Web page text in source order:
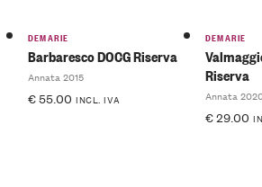
DEMARIE
Barbaresco DOCG Riserva
Annata 2015
€55.00 INCL. IVA
DEMARIE
Riserva
Annata
€29.00